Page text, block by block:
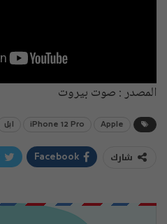
المصدر : صوت بيروت
Apple
iPhone 12 Pro ابل
شارك Facebook